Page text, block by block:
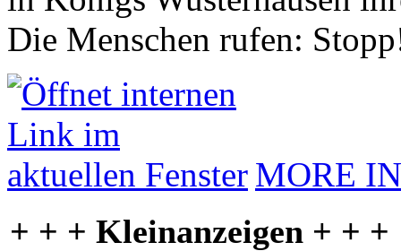
Die Menschen rufen:
MORE
+ + + Kleinanzeigen + + +